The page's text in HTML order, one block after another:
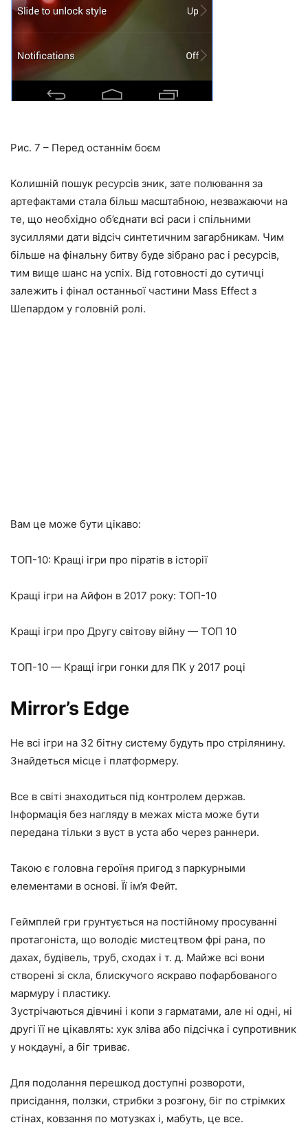
Рис. 7 – Перед останнім боєм
Колишній пошук ресурсів зник, зате полювання за
артефактами стала більш масштабною, незважаючи на
те, що необхідно об’єднати всі раси і спільними
зусиллями дати відсіч синтетичним загарбникам. Чим
більше на фінальну битву буде зібрано рас і ресурсів,
тим вище шанс на успіх. Від готовності до сутичці
залежить і фінал останньої частини Mass Effect з
Шепардом у головній ролі.
Вам це може бути цікаво:
ТОП-10: Кращі ігри про піратів в історії
Кращі ігри на Айфон в 2017 року: ТОП-10
Кращі ігри про Другу світову війну — ТОП 10
ТОП-10 — Кращі ігри гонки для ПК у 2017 році
Mirror’s Edge
Не всі ігри на 32 бітну систему будуть про стрілянину.
Знайдеться місце і платформеру.
Все в світі знаходиться під контролем держав.
Інформація без нагляду в межах міста може бути
передана тільки з вуст в уста або через раннери.
Такою є головна героїня пригод з паркурными
елементами в основі. Її ім’я Фейт.
Геймплей гри грунтується на постійному просуванні
протагоніста, що володіє мистецтвом фрі рана, по
дахах, будівель, труб, сходах і т. д. Майже всі вони
створені зі скла, блискучого яскраво пофарбованого
мармуру і пластику.
Зустрічаються дівчині і копи з гарматами, але ні одні, ні
другі її не цікавлять: хук зліва або підсічка і супротивник
у нокдауні, а біг триває.
Для подолання перешкод доступні розвороти,
присідання, ползки, стрибки з розгону, біг по стрімких
стінах, ковзання по мотузках і, мабуть, це все.